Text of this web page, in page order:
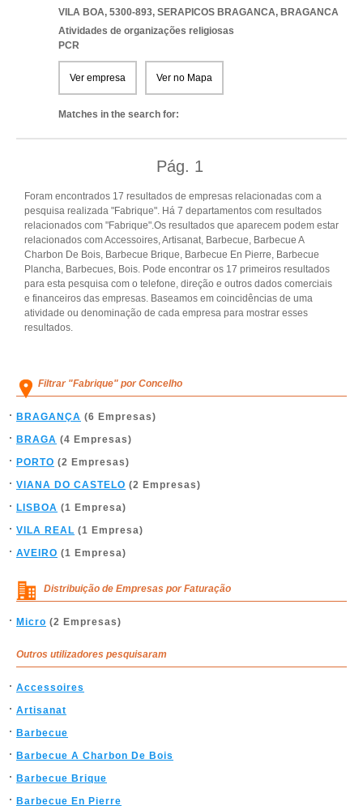
VILA BOA, 5300-893, SERAPICOS BRAGANCA, BRAGANCA
Atividades de organizações religiosas
PCR
Ver empresa Ver no Mapa
Matches in the search for:
Pág. 1
Foram encontrados 17 resultados de empresas relacionadas com a
pesquisa realizada "Fabrique". Há 7 departamentos com resultados
relacionados com "Fabrique".Os resultados que aparecem podem estar
relacionados com Accessoires, Artisanat, Barbecue, Barbecue A
Charbon De Bois, Barbecue Brique, Barbecue En Pierre, Barbecue
Plancha, Barbecues, Bois. Pode encontrar os 17 primeiros resultados
para esta pesquisa com o telefone, direção e outros dados comerciais
e financeiros das empresas. Baseamos em coincidências de uma
atividade ou denominação de cada empresa para mostrar esses
resultados.
Filtrar "Fabrique" por Concelho
BRAGANÇA (6 Empresas)
BRAGA (4 Empresas)
PORTO (2 Empresas)
VIANA DO CASTELO (2 Empresas)
LISBOA (1 Empresa)
VILA REAL (1 Empresa)
AVEIRO (1 Empresa)
Distribuição de Empresas por Faturação
Micro (2 Empresas)
Outros utilizadores pesquisaram
Accessoires
Artisanat
Barbecue
Barbecue A Charbon De Bois
Barbecue Brique
Barbecue En Pierre